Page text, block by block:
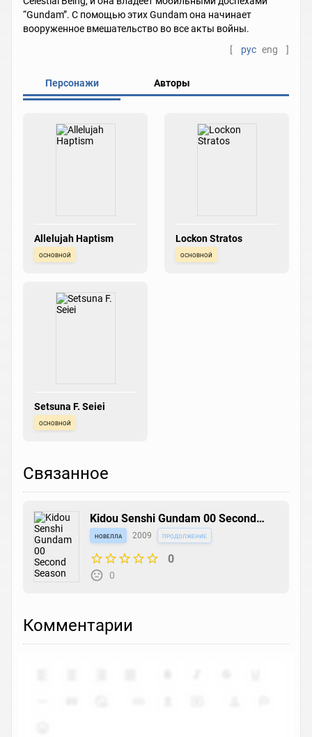
“Gundam”. С помощью этих Gundam она начинает
вооруженное вмешательство во все акты войны.
[
рус eng ]
Персонажи Авторы
Allelujah Haptism
основной
Lockon Stratos
основной
Setsuna F. Seiei
основной
Связанное
Kidou Senshi Gundam 00 Second
Season
новелла 2009 продолжение
0
0
Комментарии